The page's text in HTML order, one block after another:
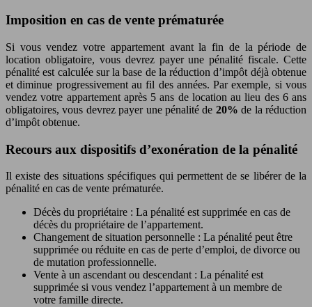
Imposition en cas de vente prématurée
Si vous vendez votre appartement avant la fin de la période de
location obligatoire, vous devrez payer une pénalité fiscale. Cette
pénalité est calculée sur la base de la réduction d’impôt déjà obtenue
et diminue progressivement au fil des années. Par exemple, si vous
vendez votre appartement après 5 ans de location au lieu des 6 ans
obligatoires, vous devrez payer une pénalité de 20%de la réduction
d’impôt obtenue.
Recours aux dispositifs d’exonération de la pénalité
Il existe des situations spécifiques qui permettent de se libérer de la
pénalité en cas de vente prématurée.
Décès du propriétaire : La pénalité est supprimée en cas de
décès du propriétaire de l’appartement.
Changement de situation personnelle : La pénalité peut être
supprimée ou réduite en cas de perte d’emploi, de divorce ou
de mutation professionnelle.
Vente à un ascendant ou descendant : La pénalité est
supprimée si vous vendez l’appartement à un membre de
votre famille directe.